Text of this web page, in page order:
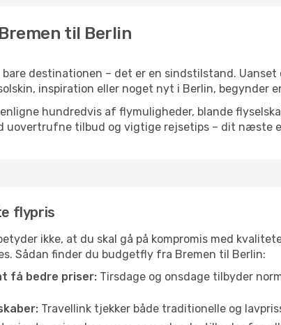
til Berlin
bare destinationen – det er en sindstilstand.
inspiration eller noget nyt i Berlin, begynder
hundredvis af flymuligheder, blande
uovertrufne tilbud og vigtige rejsetips – dit næste
flypris
ikke, at du skal gå på kompromis med
Sådan finder du budgetfly fra Bremen til Berlin:
få bedre priser: Tirsdage og onsdage tilbyder
Travellink tjekker både traditionelle og